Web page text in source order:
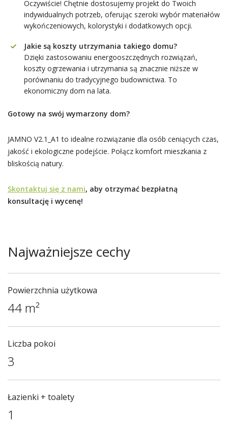
Oczywiście! Chętnie dostosujemy projekt do Twoich
indywidualnych potrzeb, oferując szeroki wybór materiałów
wykończeniowych, kolorystyki i dodatkowych opcji.
Jakie są koszty utrzymania takiego domu?
Dzięki zastosowaniu energooszczędnych rozwiązań,
koszty ogrzewania i utrzymania są znacznie niższe w
porównaniu do tradycyjnego budownictwa. To
ekonomiczny dom na lata.
Gotowy na swój wymarzony dom?
JAMNO V2.1_A1 to idealne rozwiązanie dla osób ceniących czas,
jakość i ekologiczne podejście. Połącz komfort mieszkania z
bliskością natury.
Skontaktuj się z nami, aby otrzymać bezpłatną
konsultację i wycenę!
Najważniejsze cechy
Powierzchnia użytkowa
44 m²
Liczba pokoi
3
Łazienki + toalety
1